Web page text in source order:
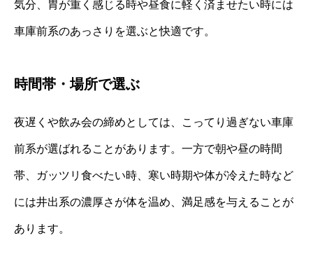
気分、胃が重く感じる時や昼食に軽く済ませたい時には
車庫前系のあっさりを選ぶと快適です。
時間帯・場所で選ぶ
夜遅くや飲み会の締めとしては、こってり過ぎない車庫
前系が選ばれることがあります。一方で朝や昼の時間
帯、ガッツリ食べたい時、寒い時期や体が冷えた時など
には井出系の濃厚さが体を温め、満足感を与えることが
あります。